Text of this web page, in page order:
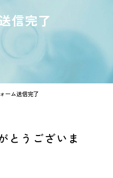
信完了
ーム送信完了
とうございま